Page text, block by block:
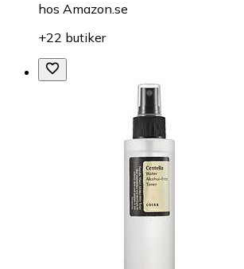
hos Amazon.se
+22 butiker